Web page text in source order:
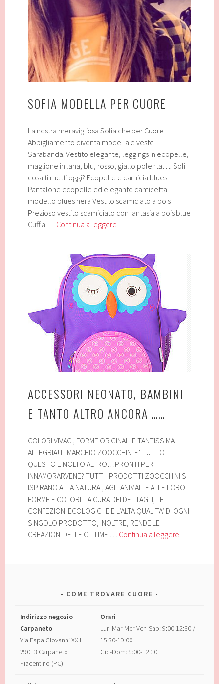
SOFIA MODELLA PER CUORE
La nostra meravigliosa Sofia che per Cuore
Abbigliamento diventa modella e veste
Sarabanda. Vestito elegante, leggings in ecopelle,
maglione in lana; blu, rosso, giallo polenta…. Sofi
cosa ti metti oggi? Ecopelle e camicia blues
Pantalone ecopelle ed elegante camicetta
modello blues nera Vestito scamiciato a pois
Prezioso vestito scamiciato con fantasia a pois blue
Cuffia … Continua a leggere
Cuore
ACCESSORI NEONATO, BAMBINI
E TANTO ALTRO ANCORA ……
COLORI VIVACI, FORME ORIGINALI E TANTISSIMA
ALLEGRIA! IL MARCHIO ZOOCCHINI E’ TUTTO
QUESTO E MOLTO ALTRO…PRONTI PER
INNAMORARVENE? TUTTI I PRODOTTI ZOOCCHINI SI
ISPIRANO ALLA NATURA , AGLI ANIMALI E ALLE LORO
FORME E COLORI. LA CURA DEI DETTAGLI, LE
CONFEZIONI ECOLOGICHE E L’ALTA QUALITA’ DI OGNI
SINGOLO PRODOTTO, INOLTRE, RENDE LE
CREAZIONI DELLE OTTIME … Continua a leggere
COME TROVARE CUORE
Indirizzo negozio
Carpaneto
Via Papa Giovanni XXIII
29013 Carpaneto
Piacentino (PC)
Orari
Lun-Mar-Mer-Ven-Sab: 9:00-12:30 /
15:30-19:00
Gio-Dom: 9:00-12:30